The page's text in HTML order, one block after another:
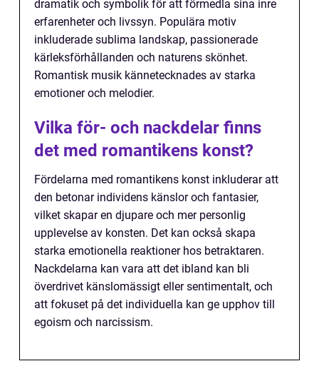
dramatik och symbolik för att förmedla sina inre
erfarenheter och livssyn. Populära motiv
inkluderade sublima landskap, passionerade
kärleksförhållanden och naturens skönhet.
Romantisk musik kännetecknades av starka
emotioner och melodier.
Vilka för- och nackdelar finns
det med romantikens konst?
Fördelarna med romantikens konst inkluderar att
den betonar individens känslor och fantasier,
vilket skapar en djupare och mer personlig
upplevelse av konsten. Det kan också skapa
starka emotionella reaktioner hos betraktaren.
Nackdelarna kan vara att det ibland kan bli
överdrivet känslomässigt eller sentimentalt, och
att fokuset på det individuella kan ge upphov till
egoism och narcissism.